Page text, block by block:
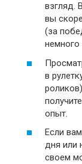
взгляд.
вы
(за
немного
в
опыт.
Если
дня или
своем